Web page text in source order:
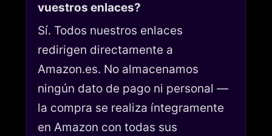
vuestros enlaces?
Sí. Todos nuestros enlaces
redirigen directamente a
Amazon.es. No almacenamos
ningún dato de pago ni personal —
la compra se realiza íntegramente
en Amazon con todas sus